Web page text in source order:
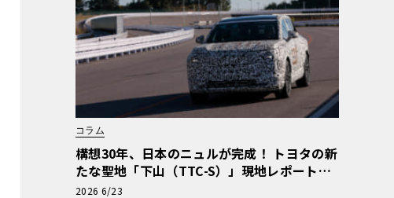
コラム
構想30年、日本のニュルが完成！ トヨタの新
たな聖地「下山（TTC-S）」現地レポート＆
新型レクサスTZ
2026 6/23